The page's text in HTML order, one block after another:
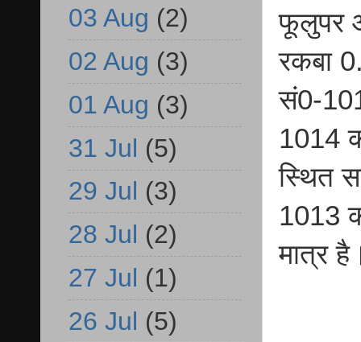
फूलुपर
रकबा
सं0-
1014
स्थित
1013
मात्र
03 Aug (2)
02 Aug (3)
01 Aug (3)
31 Jul (5)
29 Jul (3)
28 Jul (2)
27 Jul (1)
26 Jul (5)